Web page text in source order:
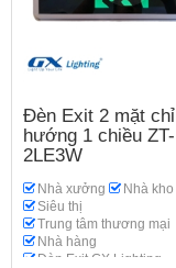
Đèn Exit 2 mặt chỉ
hướng 1 chiều ZT-
2LE3W
Nhà xưởng
Nhà kho
Siêu thị
Trung tâm thương mại
Nhà hàng
Đèn Exit GX Lighting